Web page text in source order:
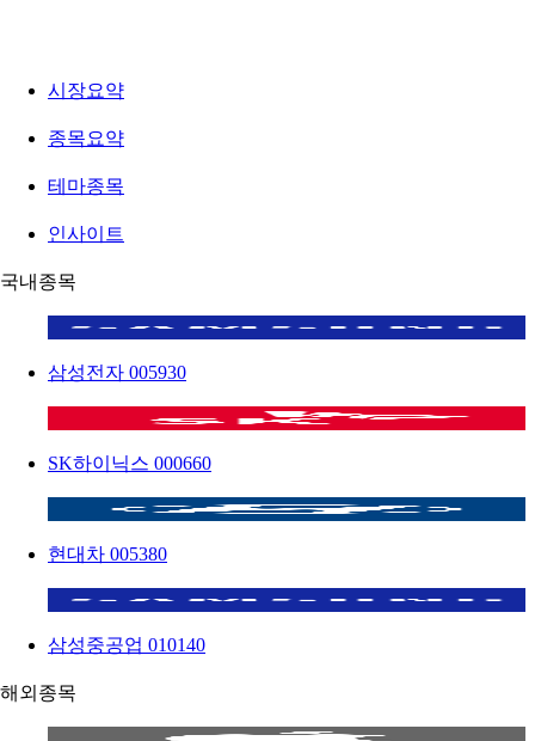
시장요약
종목요약
테마종목
인사이트
국내종목
삼성전자 005930
SK하이닉스 000660
현대차 005380
삼성중공업 010140
해외종목